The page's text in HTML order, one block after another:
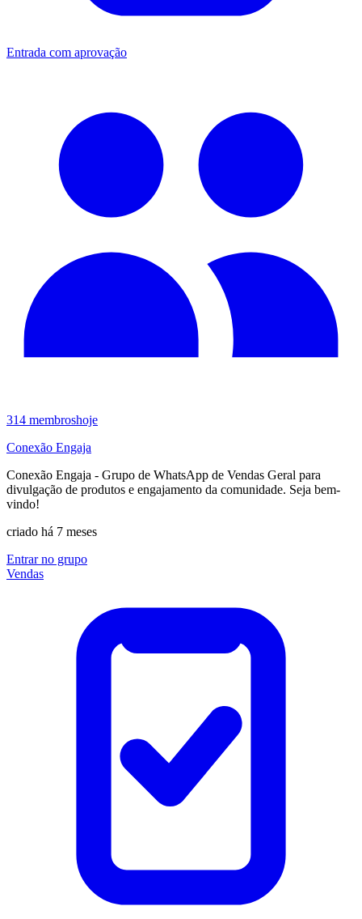
Entrada com aprovação
314 membroshoje
Conexão Engaja
Conexão Engaja - Grupo de WhatsApp de Vendas Geral para
divulgação de produtos e engajamento da comunidade. Seja bem-
vindo!
criado há 7 meses
Entrar no grupo
Vendas